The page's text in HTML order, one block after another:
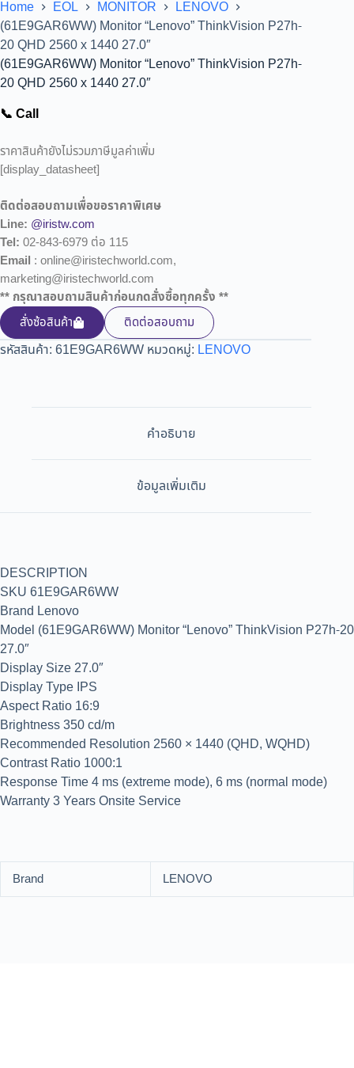
Home EOL MONITOR
LENOVO
(61E9GAR6WW) Monitor “Lenovo” ThinkVision P27h-
20 QHD 2560 x 1440 27.0″
(61E9GAR6WW) Monitor “Lenovo” ThinkVision P27h-
20 QHD 2560 x 1440 27.0″
📞 Call
ราคาสินค้ายังไม่รวมภาษีมูลค่าเพิ่ม
[display_datasheet]
ติดต่อสอบถามเพื่อขอราคาพิเศษ
Line: @iristw.com
Tel: 02-843-6979 ต่อ 115
Email : online@iristechworld.com,
marketing@iristechworld.com
** กรุณาสอบถามสินค้าก่อนกดสั่งซื้อทุกครั้ง **
สั่งซ้อสินค้า
ติดต่อสอบถาม
รหัสสินค้า: 61E9GAR6WW หมวดหมู่: LENOVO
คำอธิบาย
ข้อมูลเพิ่มเติม
DESCRIPTION
SKU 61E9GAR6WW
Brand Lenovo
Model (61E9GAR6WW) Monitor “Lenovo” ThinkVision P27h-20
27.0″
Display Size 27.0″
Display Type IPS
Aspect Ratio 16:9
Brightness 350 cd/m
Recommended Resolution 2560 × 1440 (QHD, WQHD)
Contrast Ratio 1000:1
Response Time 4 ms (extreme mode), 6 ms (normal mode)
Warranty 3 Years Onsite Service
Brand LENOVO